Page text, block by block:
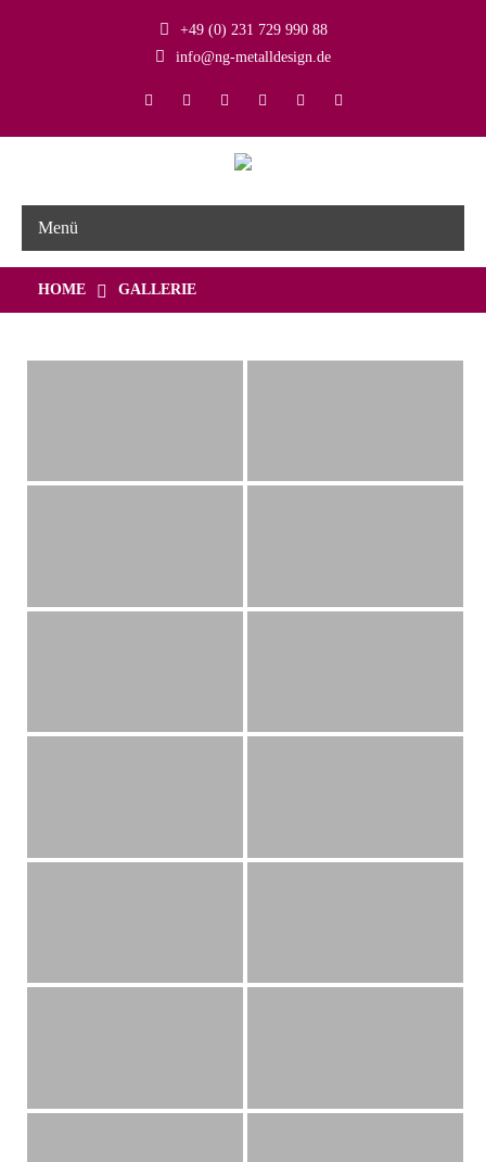
+49 (0) 231 729 990 88
info@ng-metalldesign.de
Menü
HOME GALLERIE